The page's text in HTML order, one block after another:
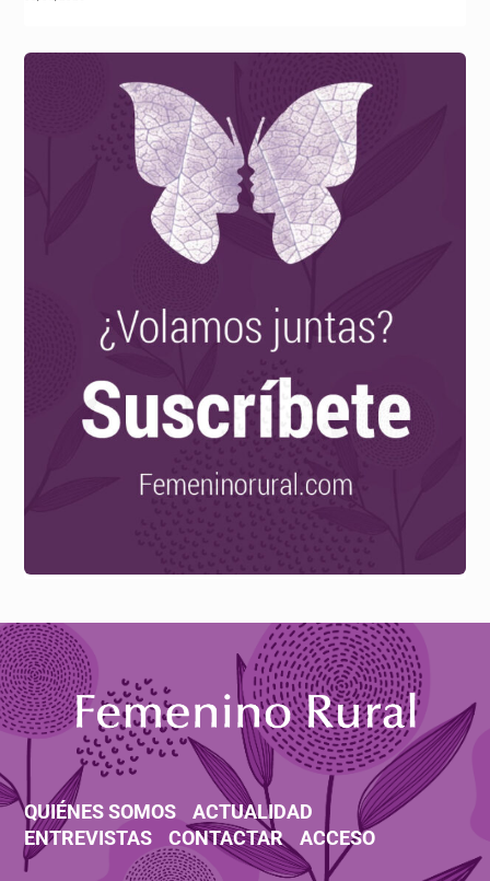
QUIÉNES SOMOS
ACTUALIDAD
ENTREVISTAS
CONTACTAR ACCESO